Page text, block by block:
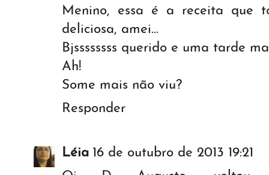
Menino, essa é a receita que
deliciosa, amei...
Bjssssssss querido e uma tarde
Ah!
Some mais não viu?
Responder
Léia 16 de outubro de 2013 19:21